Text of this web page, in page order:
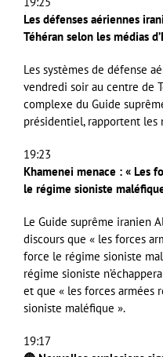
Les défenses aériennes
Téhéran selon les médias
Les systèmes de défense
vendredi soir au centre de
complexe du Guide
présidentiel, rapportent les
19:23
Khamenei menace : « Les
le régime sioniste
Le Guide suprême iranien
discours que « les forces
force le régime sioniste
régime sioniste
et que « les forces armées
sioniste maléfique ».
19:17